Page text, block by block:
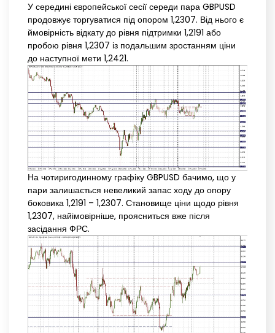
У середині європейської сесії середи пара GBPUSD
продовжує торгуватися під опором 1,2307. Від нього є
ймовірність відкату до рівня підтримки 1,2191 або
пробою рівня 1,2307 із подальшим зростанням ціни
до наступної мети 1,2421.
На чотиригодинному графіку GBPUSD бачимо, що у
пари залишається невеликий запас ходу до опору
боковика 1,2191 – 1,2307. Становище ціни щодо рівня
1,2307, найімовірніше, проясниться вже після
засідання ФРС.